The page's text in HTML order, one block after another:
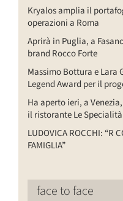
Kryalos amplia il
operazioni a Roma
Aprirà in Puglia, a
brand Rocco Forte
Massimo Bottura e Lara
Legend Award per il
Ha aperto ieri, a
il ristorante Le Specialità
LUDOVICA ROCCHI: “R
FAMIGLIA”
face to face